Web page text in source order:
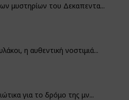
μυστηρίων του Δεκαπεντα...
η αυθεντική νοστιμιά...
για το δρόμο της μν...